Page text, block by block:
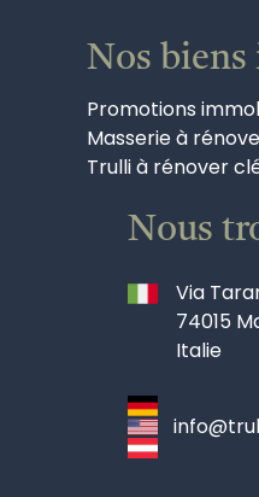
Nos
Promotions
Masserie à
Trulli à rénover
Nous
Via
74015
Italie